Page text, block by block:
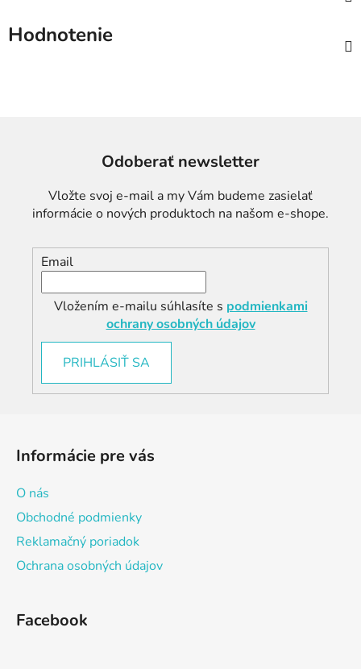
Hodnotenie
Odoberať newsletter
Vložte svoj e-mail a my Vám budeme zasielať
informácie o nových produktoch na našom e-shope.
Email
Vložením e-mailu súhlasíte s podmienkami
ochrany osobných údajov
PRIHLÁSIŤ SA
Informácie pre vás
O nás
Obchodné podmienky
Reklamačný poriadok
Ochrana osobných údajov
Facebook